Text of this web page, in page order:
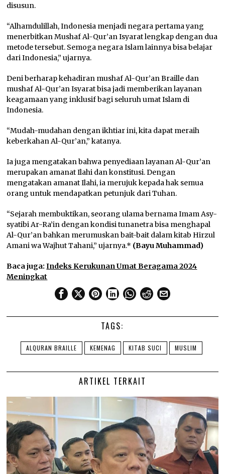
disusun.
“Alhamdulillah, Indonesia menjadi negara pertama yang
menerbitkan Mushaf Al-Qur’an Isyarat lengkap dengan dua
metode tersebut. Semoga negara Islam lainnya bisa belajar
dari Indonesia,” ujarnya.
Deni berharap kehadiran mushaf Al-Qur’an Braille dan
mushaf Al-Qur’an Isyarat bisa jadi memberikan layanan
keagamaan yang inklusif bagi seluruh umat Islam di
Indonesia.
“Mudah-mudahan dengan ikhtiar ini, kita dapat meraih
keberkahan Al-Qur’an,” katanya.
Ia juga mengatakan bahwa penyediaan layanan Al-Qur’an
merupakan amanat Ilahi dan konstitusi. Dengan
mengatakan amanat Ilahi, ia merujuk kepada hak semua
orang untuk mendapatkan petunjuk dari Tuhan.
“Sejarah membuktikan, seorang ulama bernama Imam Asy-
syatibi Ar-Ra’in dengan kondisi tunanetra bisa menghapal
Al-Qur’an bahkan merumuskan bait-bait dalam kitab Hirzul
Amani wa Wajhut Tahani,” ujarnya.* (Bayu Muhammad)
Baca juga:Indeks Kerukunan Umat Beragama 2024
Meningkat
TAGS:
ALQURAN BRAILLE KEMENAG KITAB SUCI MUSLIM
ARTIKEL TERKAIT